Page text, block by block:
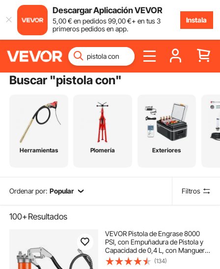
Descargar Aplicación VEVOR
5,00€ en pedidos99,00€+ en tus 3
primeros pedidos en app.
Instala
Buscar "pistola con"
Herramientas Plomería Exteriores
Ordenar por: Popular Filtros
100+Resultados
VEVOR Pistola de Engrase 8000
PSI, con Empuñadura de Pistola y
Capacidad de 0,4 L, con Manguera
Flexible de 46 cm, Doble Asa, Tubo
Rígido de Extensión y Boquilla
(134)